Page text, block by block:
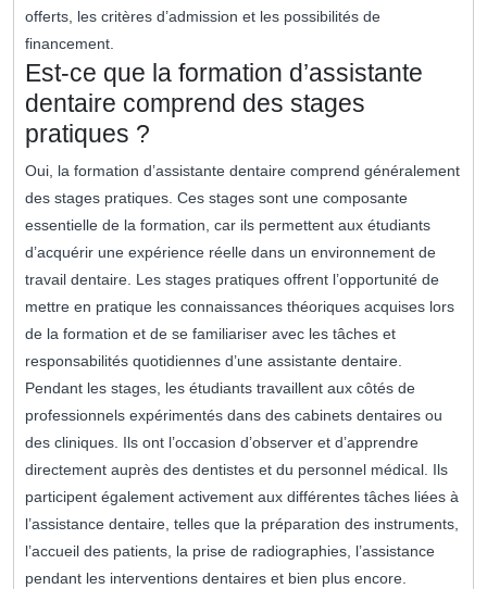
offerts, les critères d’admission et les possibilités de
financement.
Est-ce que la formation d’assistante
dentaire comprend des stages
pratiques ?
Oui, la formation d’assistante dentaire comprend généralement
des stages pratiques. Ces stages sont une composante
essentielle de la formation, car ils permettent aux étudiants
d’acquérir une expérience réelle dans un environnement de
travail dentaire. Les stages pratiques offrent l’opportunité de
mettre en pratique les connaissances théoriques acquises lors
de la formation et de se familiariser avec les tâches et
responsabilités quotidiennes d’une assistante dentaire.
Pendant les stages, les étudiants travaillent aux côtés de
professionnels expérimentés dans des cabinets dentaires ou
des cliniques. Ils ont l’occasion d’observer et d’apprendre
directement auprès des dentistes et du personnel médical. Ils
participent également activement aux différentes tâches liées à
l’assistance dentaire, telles que la préparation des instruments,
l’accueil des patients, la prise de radiographies, l’assistance
pendant les interventions dentaires et bien plus encore.